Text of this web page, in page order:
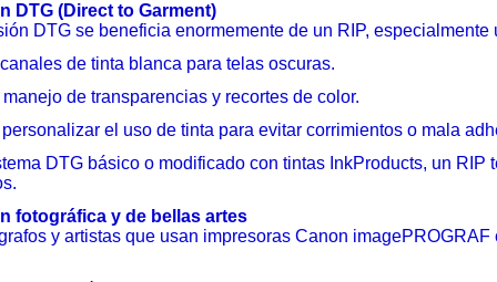
DTG (Direct to Garment)
DTG se beneficia enormemente de un RIP,
de tinta blanca para telas oscuras.
de transparencias y recortes de color.
el uso de tinta para evitar corrimientos o mala
DTG básico o modificado con tintas InkProducts, un
fotográfica y de bellas artes
y artistas que usan impresoras Canon